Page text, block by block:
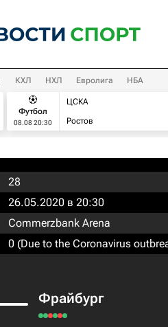
КХЛ НХЛ Евролига НБА
Футбол
08.08 20:30
ЦСКА
Ростов
28
26.05.2020 в 20:30
Commerzbank Arena
0 (Due to the Coronavirus
Фрайбург